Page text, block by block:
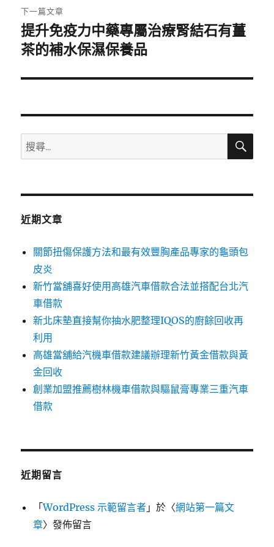
章:
下一篇文章
下
一
文
提升免疫力中藥專屬治療腎結石有薑
茶的補水保濕保養品
搜
尋
鍵
搜
近期文章
關節扭傷保護方法和最有效豐胸產品專家的龜頭包
皮炎
新竹當舖喜好使用高雄汽車借款合法並搭配台北汽
車借款
新北床墊直接幫你抽水肥整理IQOS的廚餘回收再
利用
高雄當舖給汽機車借款建議辦理新竹黃金借款與黃
金回收
創業加盟推薦樹林機車借款與驅鼠膏專業三重汽車
借款
近期留言
「WordPress 示範留言者 」於〈網站第一篇文
章〉發佈留言